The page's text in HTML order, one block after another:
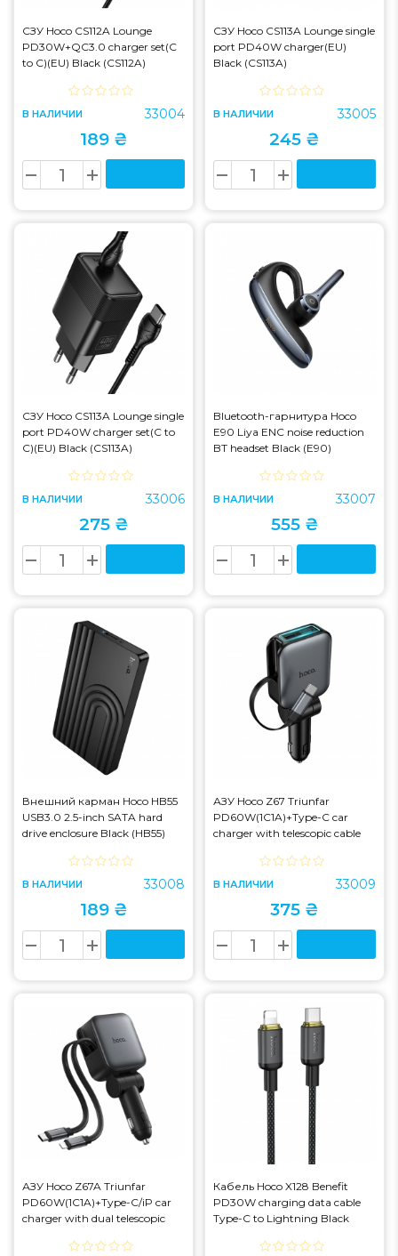
СЗУ Hoco CS112A Lounge
PD30W+QC3.0 charger set(C
to C)(EU) Black (CS112A)
В НАЛИЧИИ 33004
189 ₴
СЗУ Hoco CS113A Lounge single
port PD40W charger(EU)
Black (CS113A)
В НАЛИЧИИ 33005
245 ₴
СЗУ Hoco CS113A Lounge single
port PD40W charger set(C to
C)(EU) Black (CS113A)
В НАЛИЧИИ 33006
275 ₴
Bluetooth-гарнитура Hoco
E90 Liya ENC noise reduction
BT headset Black (E90)
В НАЛИЧИИ 33007
555 ₴
Внешний карман Hoco HB55
USB3.0 2.5-inch SATA hard
drive enclosure Black (HB55)
В НАЛИЧИИ 33008
189 ₴
АЗУ Hoco Z67 Triunfar
PD60W(1C1A)+Type-C car
charger with telescopic cable
В НАЛИЧИИ 33009
375 ₴
АЗУ Hoco Z67A Triunfar
PD60W(1C1A)+Type-C/iP car
charger with dual telescopic
Black (Z67A)
Кабель Hoco X128 Benefit
PD30W charging data cable
Type-C to Lightning Black